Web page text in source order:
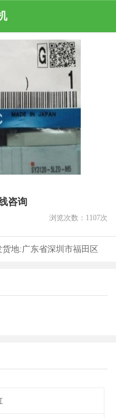
咨询
浏览次数： 1107次
货地:广东省深圳市福田区